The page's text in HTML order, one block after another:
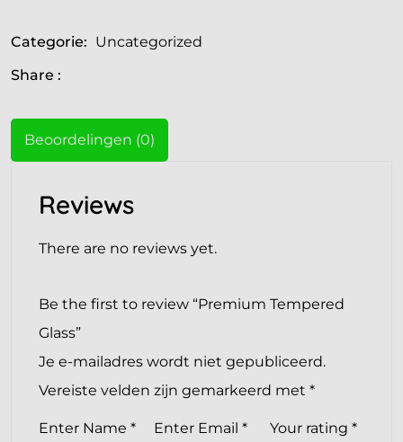
Categorie: Uncategorized
Share :
Beoordelingen (0)
Reviews
There are no reviews yet.
Be the first to review “Premium Tempered
Glass”
Je e-mailadres wordt niet gepubliceerd.
Vereiste velden zijn gemarkeerd met *
Enter Name * Enter Email* Your rating *